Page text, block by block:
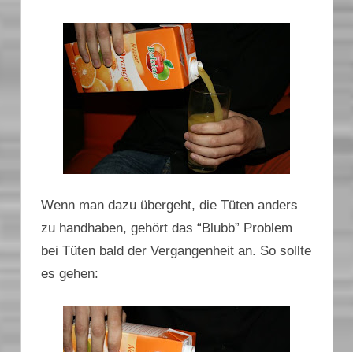
Wenn man dazu übergeht, die Tüten anders
zu handhaben, gehört das “Blubb” Problem
bei Tüten bald der Vergangenheit an. So sollte
es gehen: